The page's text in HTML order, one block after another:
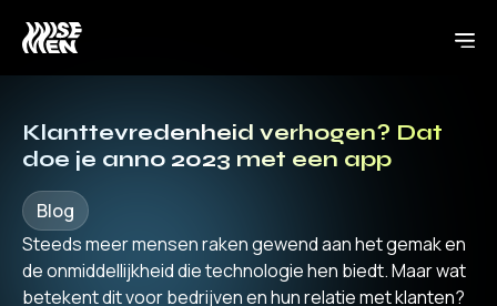
Klanttevredenheid verhogen? Dat
doe je anno 2023 met een app
Blog
Steeds meer mensen raken gewend aan het gemak en
de onmiddellijkheid die technologie hen biedt. Maar wat
betekent dit voor bedrijven en hun relatie met klanten?